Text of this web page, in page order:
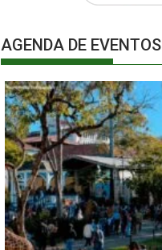
AGENDA DE EVENTOS